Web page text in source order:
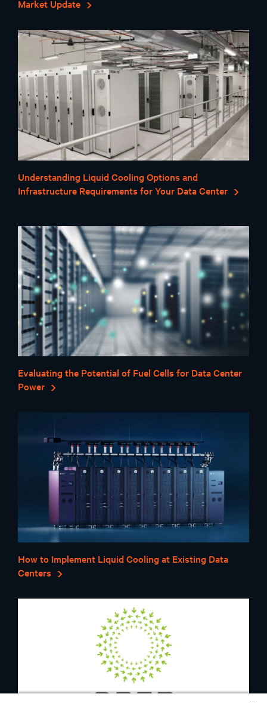
Market Update
Understanding Liquid Cooling Options and
Infrastructure Requirements for Your Data Center
Evaluating the Potential of Fuel Cells for Data Center
Power
How to Implement Liquid Cooling at Existing Data
Centers